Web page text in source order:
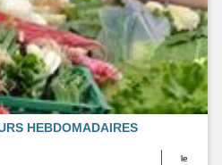
le
HEBDOMADAIRES